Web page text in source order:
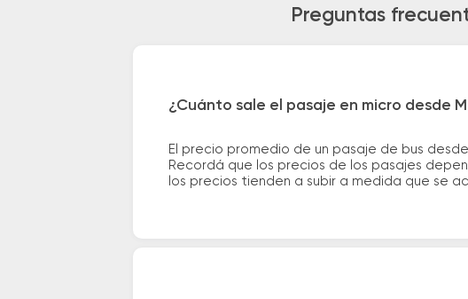
Preguntas
¿Cuánto sale el pasaje en micro desde
El precio promedio de un pasaje de bus
Recordá que los precios de los pasajes
los precios tienden a subir a medida que se